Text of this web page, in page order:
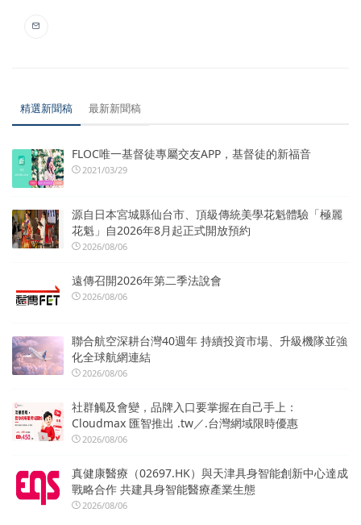
精選新聞稿 最新新聞稿
FLOC唯一基督徒專屬交友APP，基督徒的新福音
2021/03/29
源自日本宮城縣仙台市、頂級傳統美學花魁體驗「極麗
花魁」自2026年8月起正式開放預約
2026/08/06
遠傳召開2026年第二季法說會
2026/08/06
聯合航空深耕台灣40週年 持續投資市場、升級機隊並強
化全球航網連結
2026/08/06
社群觸及會變，品牌入口要掌握在自己手上：
Cloudmax 匯智推出 .tw／.台灣網域限時優惠
2026/08/06
真健康醫療（02697.HK）與天津具身智能創新中心達成
戰略合作 共建具身智能醫療產業生態
2026/08/06